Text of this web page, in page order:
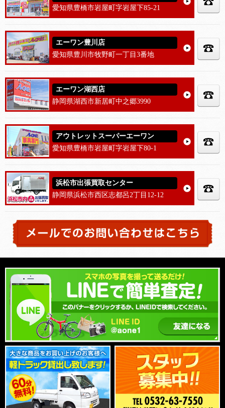
愛知県豊橋市岩屋町字岩屋下85-21
エーワン豊川店
愛知県豊川市牧野町一丁目3番地
エーワン湖西店
静岡県湖西市新居町中之郷3990
アウトレットスーパーエーワン
愛知県豊橋市岩屋町字岩屋下80-1
浜松市出張買取センター
静岡県浜松市西区志都呂2丁目12-12